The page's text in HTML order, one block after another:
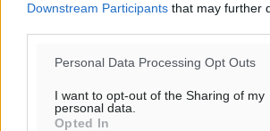
Downstream Participants that may further
Personal Data Processing Opt Outs
I want to opt-out of the Sharing of my
personal data.
Opted In
o καιρός τώρα: